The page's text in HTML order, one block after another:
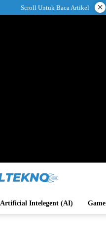
Scroll Untuk Baca Artikel ×
Artificial Intelegent (AI) Game